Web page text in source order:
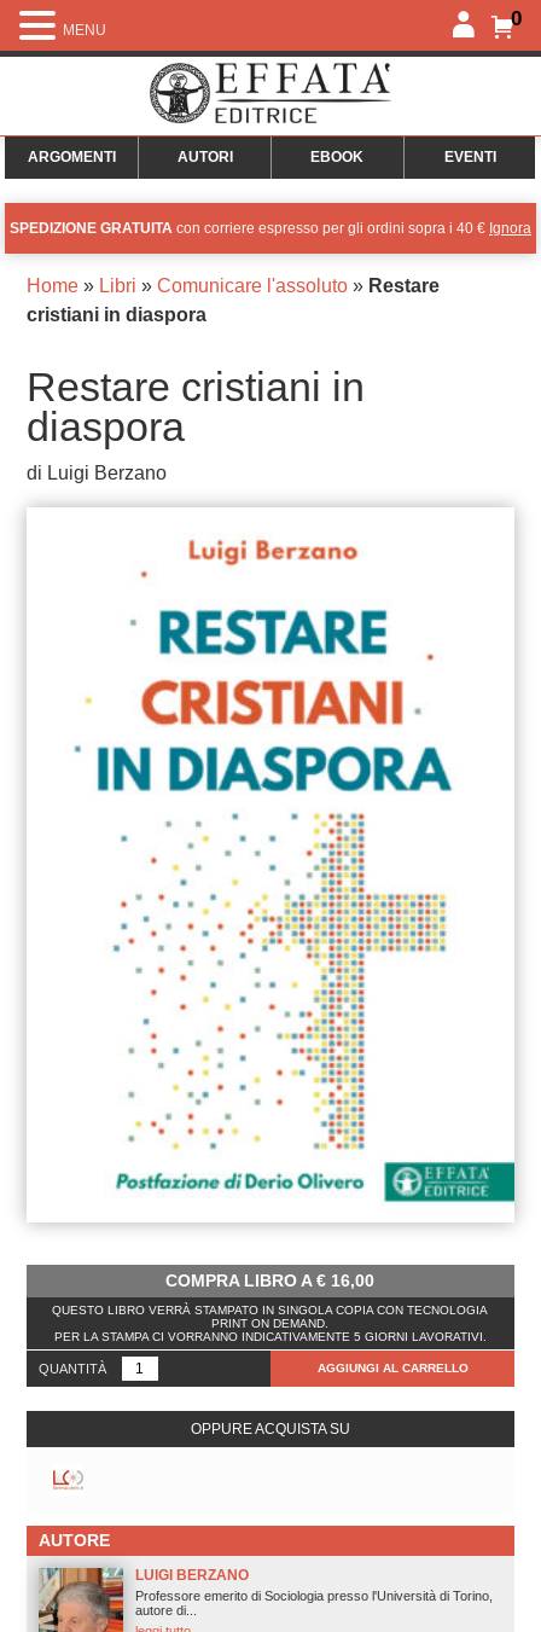
0
ARGOMENTI AUTORI EBOOK EVENTI
SPEDIZIONE GRATUITA con corriere espresso per gli ordini sopra i 40 € Ignora
Home» Libri » Comunicare l'assoluto» Restare
cristiani in diaspora
Restare cristiani in
diaspora
di Luigi Berzano
COMPRA LIBRO A€ 16,00
QUESTO LIBRO VERRÀ STAMPATO IN SINGOLA COPIA CON TECNOLOGIA
PRINT ON DEMAND.
PER LA STAMPA CI VORRANNO INDICATIVAMENTE 5 GIORNI LAVORATIVI.
QUANTITÀ AGGIUNGI AL CARRELLO
OPPURE ACQUISTA SU
AUTORE
LUIGI BERZANO
Professore emerito di Sociologia presso l'Università di Torino,
autore di...
MENU